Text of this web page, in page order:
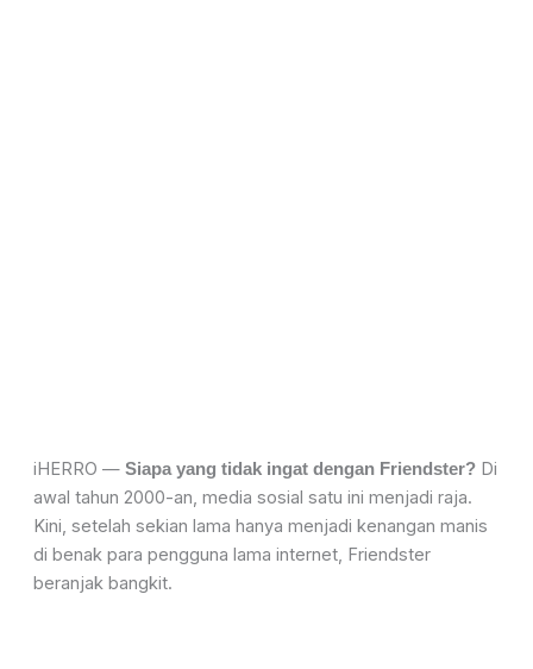
iHERRO — Siapa yang tidak ingat dengan Friendster?Di
awal tahun 2000-an, media sosial satu ini menjadi raja.
Kini, setelah sekian lama hanya menjadi kenangan manis
di benak para pengguna lama internet, Friendster
beranjak bangkit.